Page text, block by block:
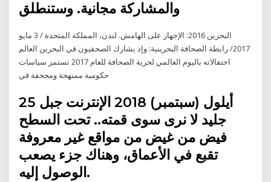
البحرين 2016: الإجهاز على الهامش. لندن، المملكة المتحدة / 3 مايو
2017/ رابطة الصحافة البحرينية: وإذ يشارك الصحفيون في البحرين العالم
احتفالاته باليوم العالمي لحرية الصحافة للعام 2017 تستمر سياسات
حكومية ممنهجة ومجحفة في
25 أيلول (سبتمبر) 2018 الإنترنت جبل
جليد لا نرى سوى قمته.. تحت السطح
فيض من غيض من مواقع غير معروفة
تقبع في الأعماق، وهناك جزء يصعب
الوصول إليه.